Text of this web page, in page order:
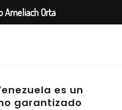
es un
garantizado
Ameliach Orta